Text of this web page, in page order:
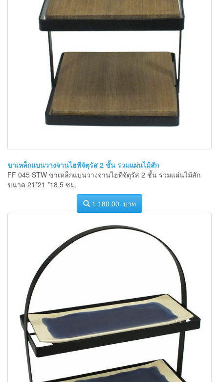
ขาเหล็กแบนวางจานไฮทีจัตุรัส 2 ชั้น รวมแผ่นไม้สัก
FF 045 STW ขาเหล็กแบนวางจานไฮทีจัตุรัส 2 ชั้น รวมแผ่นไม้สัก
ขนาด 21*21 *18.5 ซม.
1,180.00 บาท